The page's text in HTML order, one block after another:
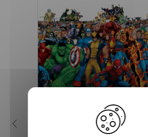
Qui sont les super-